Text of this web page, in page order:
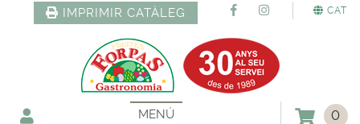
CAT
IMPRIMIR CATÀLEG
MENÚ 0